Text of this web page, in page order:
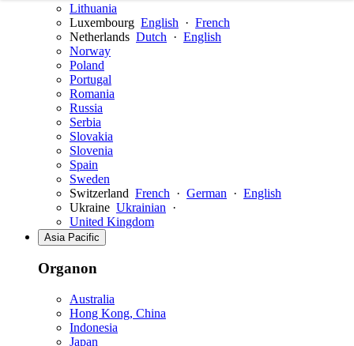
Lithuania
Luxembourg English · French
Netherlands Dutch · English
Norway
Poland
Portugal
Romania
Russia
Serbia
Slovakia
Slovenia
Spain
Sweden
Switzerland French · German · English
Ukraine Ukrainian ·
United Kingdom
Asia Pacific
Organon
Australia
Hong Kong, China
Indonesia
Japan